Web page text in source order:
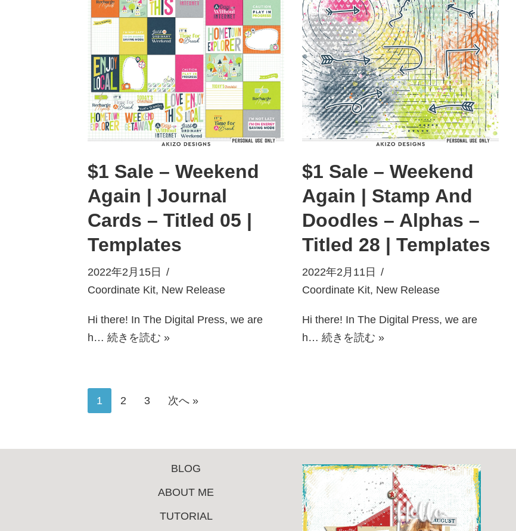
$1 Sale – Weekend
Again | Journal
Cards – Titled 05 |
Templates
2022年2月15日
Coordinate Kit, New Release
Hi there! In The Digital Press, we are
h… 続きを読む »
$1 Sale – Weekend
Again | Stamp And
Doodles – Alphas –
Titled 28 | Templates
2022年2月11日
Coordinate Kit, New Release
Hi there! In The Digital Press, we are
h… 続きを読む »
1 2 3 次へ »
BLOG
ABOUT ME
TUTORIAL